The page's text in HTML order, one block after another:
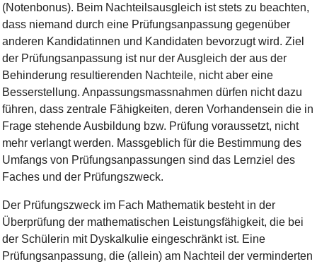
(Notenbonus). Beim Nachteilsausgleich ist stets zu beachten,
dass niemand durch eine Prüfungsanpassung gegenüber
anderen Kandidatinnen und Kandidaten bevorzugt wird. Ziel
der Prüfungsanpassung ist nur der Ausgleich der aus der
Behinderung resultierenden Nachteile, nicht aber eine
Besserstellung. Anpassungsmassnahmen dürfen nicht dazu
führen, dass zentrale Fähigkeiten, deren Vorhandensein die in
Frage stehende Ausbildung bzw. Prüfung voraussetzt, nicht
mehr verlangt werden. Massgeblich für die Bestimmung des
Umfangs von Prüfungsanpassungen sind das Lernziel des
Faches und der Prüfungszweck.
Der Prüfungszweck im Fach Mathematik besteht in der
Überprüfung der mathematischen Leistungsfähigkeit, die bei
der Schülerin mit Dyskalkulie eingeschränkt ist. Eine
Prüfungsanpassung, die (allein) am Nachteil der verminderten